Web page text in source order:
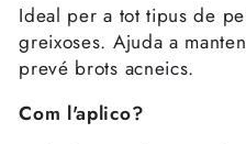
Ideal per a tot tipus de
greixoses. Ajuda a
prevé brots acneics.
Com l'aplico?